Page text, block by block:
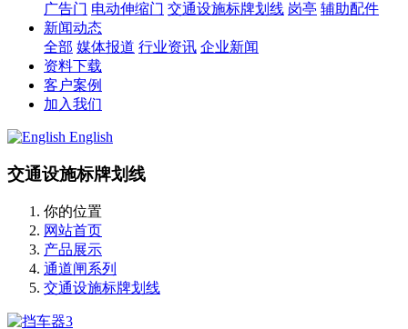
广告门 电动伸缩门 交通设施标牌划线 岗亭 辅助配件
新闻动态
全部 媒体报道 行业资讯 企业新闻
资料下载
客户案例
加入我们
English
交通设施标牌划线
你的位置
网站首页
产品展示
通道闸系列
交通设施标牌划线